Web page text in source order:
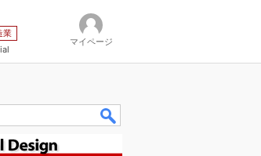
業
マイページ